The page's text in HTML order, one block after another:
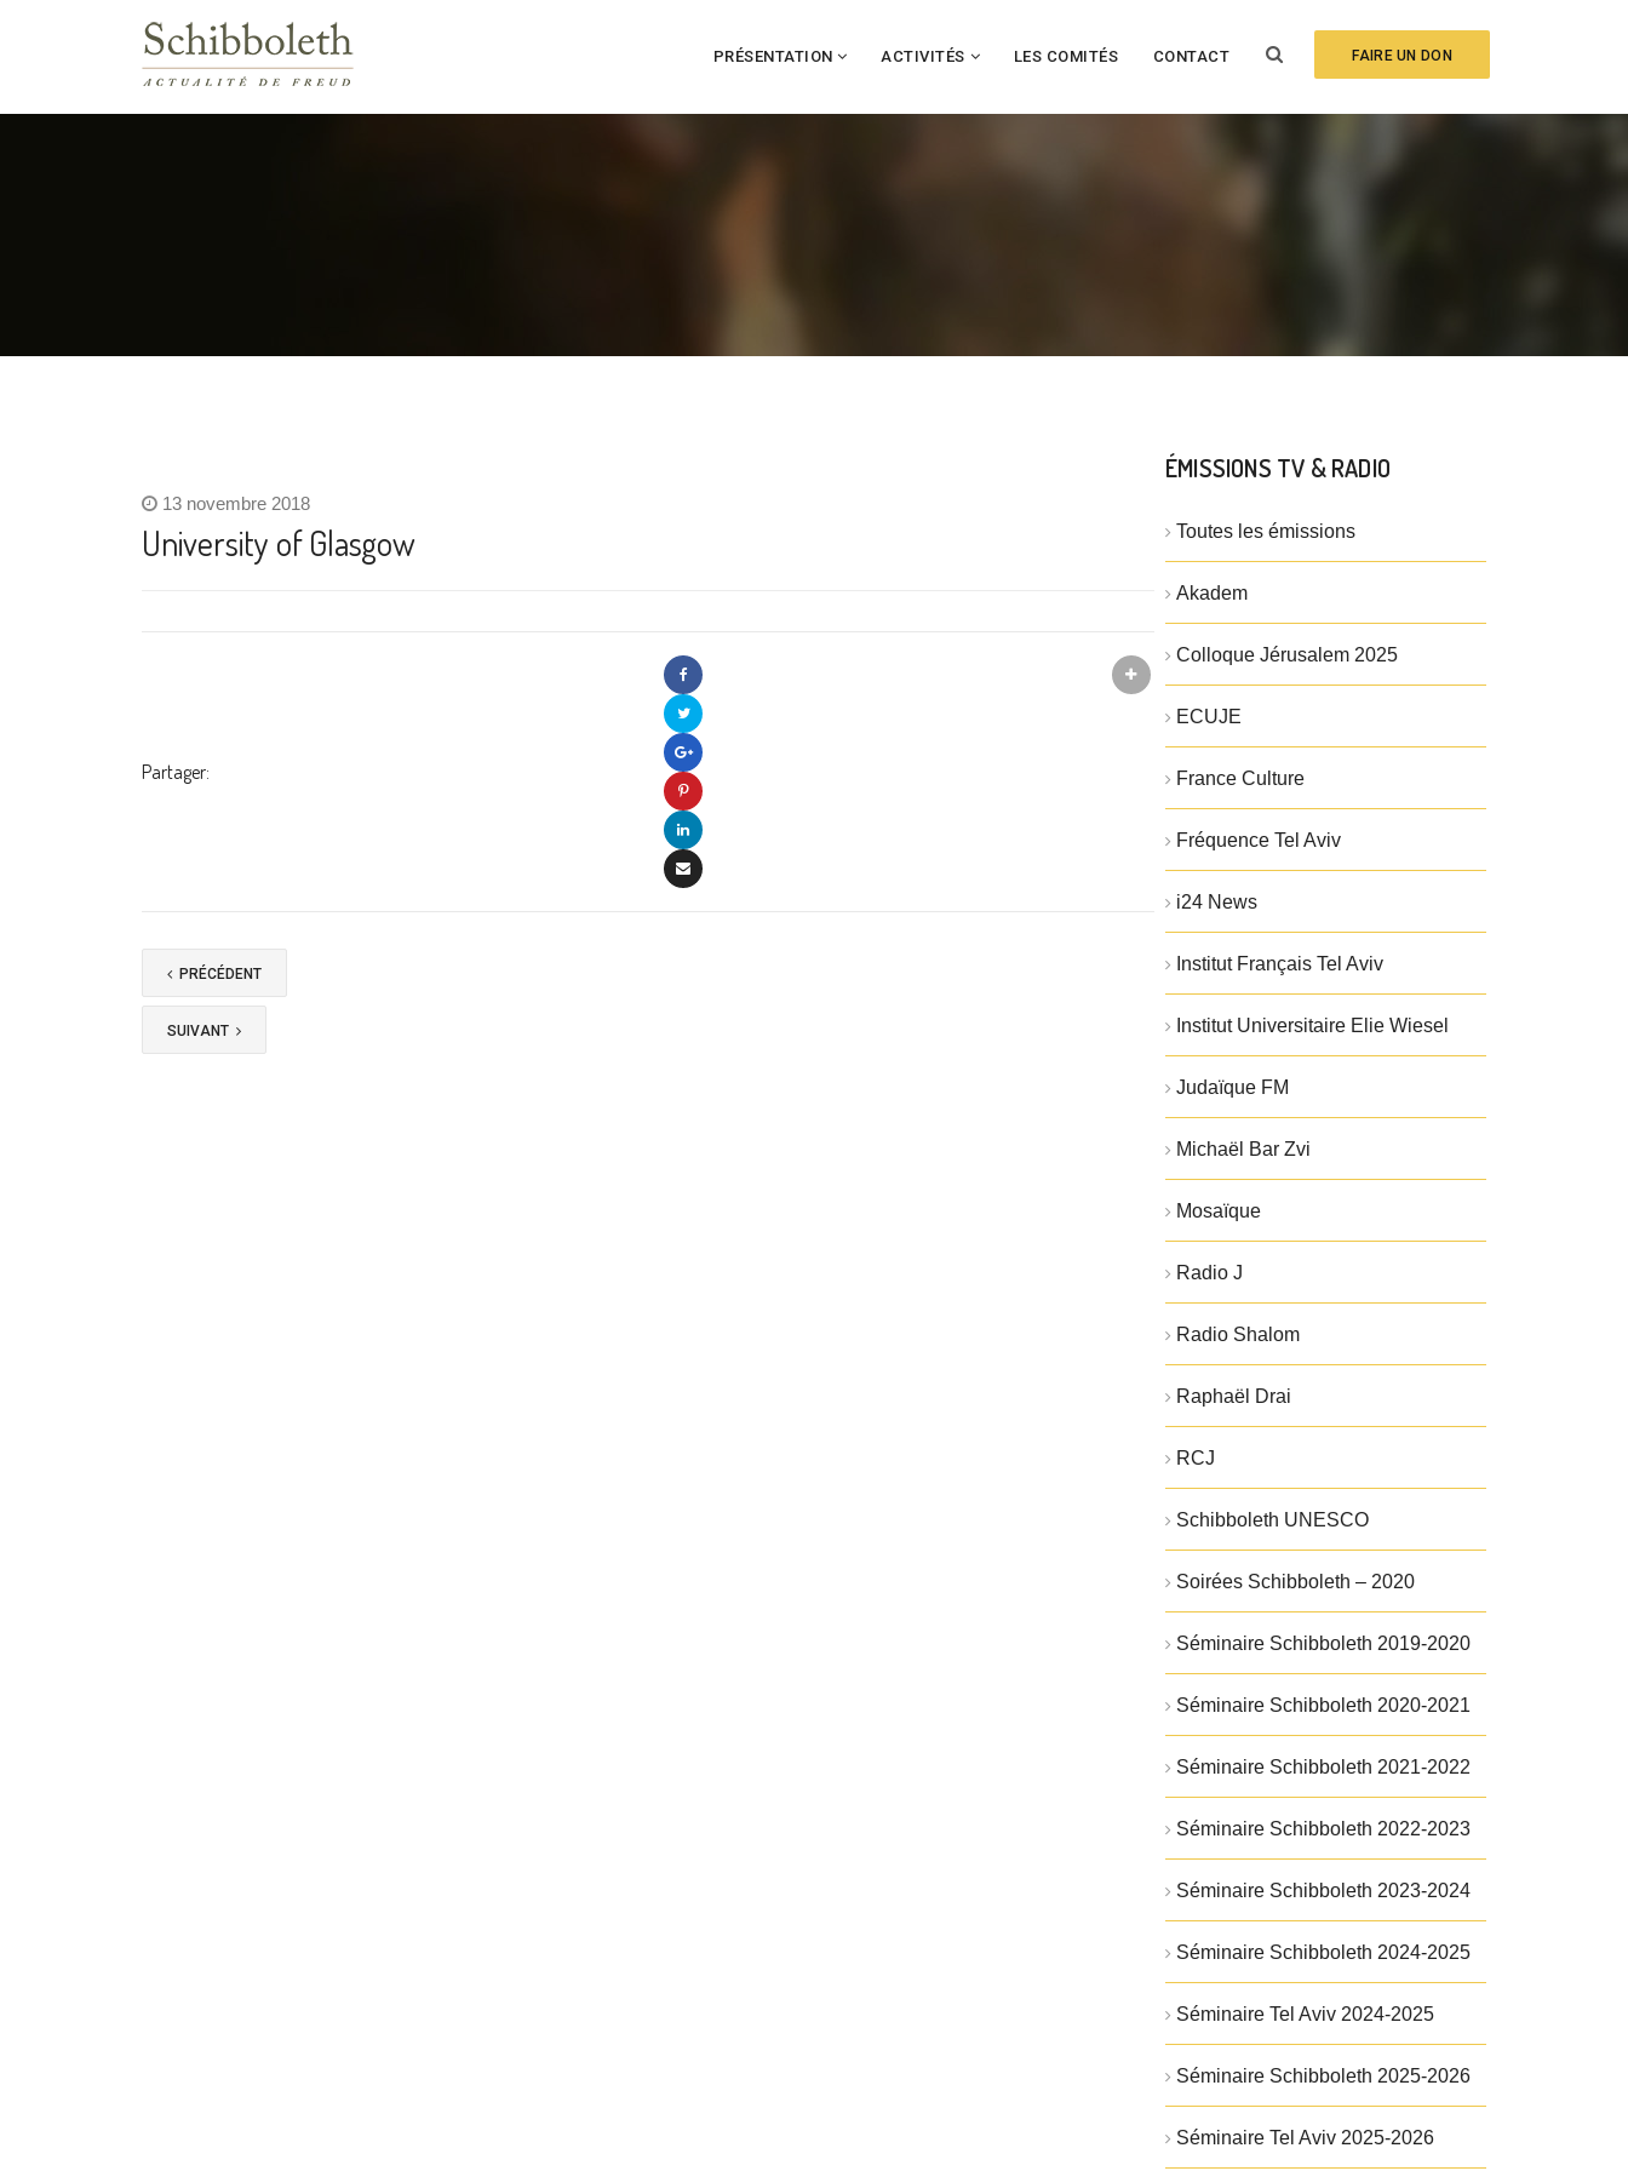
FAIRE UN DON
PRÉSENTATION ACTIVITÉS LES COMITÉS CONTACT
13 novembre 2018
University of Glasgow
Partager:
PRÉCÉDENT
SUIVANT
ÉMISSIONS TV & RADIO
Toutes les émissions
Akadem
Colloque Jérusalem 2025
ECUJE
France Culture
Fréquence Tel Aviv
i24 News
Institut Français Tel Aviv
Institut Universitaire Elie Wiesel
Judaïque FM
Michaël Bar Zvi
Mosaïque
Radio J
Radio Shalom
Raphaël Drai
RCJ
Schibboleth UNESCO
Soirées Schibboleth – 2020
Séminaire Schibboleth 2019-2020
Séminaire Schibboleth 2020-2021
Séminaire Schibboleth 2021-2022
Séminaire Schibboleth 2022-2023
Séminaire Schibboleth 2023-2024
Séminaire Schibboleth 2024-2025
Séminaire Tel Aviv 2024-2025
Séminaire Schibboleth 2025-2026
Séminaire Tel Aviv 2025-2026